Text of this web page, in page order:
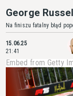
George
Na finiszu fatalny błąd
15.06.25
21:41
Embed from Getty